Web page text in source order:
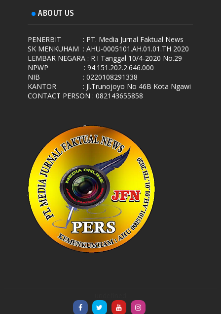
ABOUT US
PENERBIT
: PT. Media Jurnal Faktual News
SK MENKUHAM : AHU-0005101.AH.01.01.TH 2020
LEMBAR NEGARA : R.I Tanggal 10/4-2020 No.29
NPWP
: 94.151.202.2.646.000
NIB
: 0220108291338
KANTOR
: Jl.Trunojoyo No 46B Kota Ngawi
CONTACT PERSON : 082143655858